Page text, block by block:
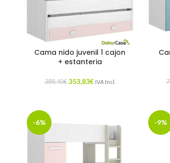
Cama nido juvenil 1 cajon
+ estanteria
389,40€ 353,83€ IVA Incl.
-6% -9%